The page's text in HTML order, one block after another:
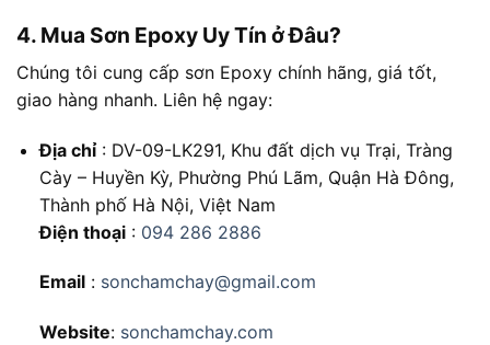
4. Mua Sơn Epoxy Uy Tín ở Đâu?
Chúng tôi cung cấp sơn Epoxy chính hãng, giá tốt,
giao hàng nhanh. Liên hệ ngay:
Địa chỉ: DV-09-LK291, Khu đất dịch vụ Trại, Tràng
Cày – Huyền Kỳ, Phường Phú Lãm, Quận Hà Đông,
Thành phố Hà Nội, Việt Nam
Điện thoại:094 286 2886
Email: sonchamchay@gmail.com
Website: sonchamchay.com